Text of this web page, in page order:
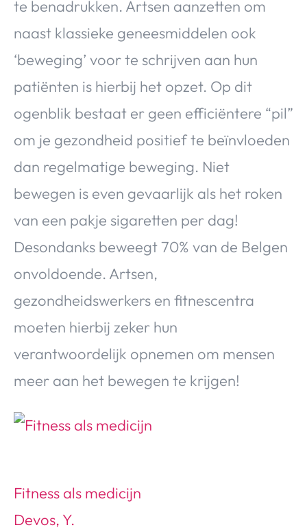
te benadrukken. Artsen aanzetten om
naast klassieke geneesmiddelen ook
‘beweging’ voor te schrijven aan hun
patiënten is hierbij het opzet. Op dit
ogenblik bestaat er geen efficiëntere “pil”
om je gezondheid positief te beïnvloeden
dan regelmatige beweging. Niet
bewegen is even gevaarlijk als het roken
van een pakje sigaretten per dag!
Desondanks beweegt 70% van de Belgen
onvoldoende. Artsen,
gezondheidswerkers en fitnescentra
moeten hierbij zeker hun
verantwoordelijk opnemen om mensen
meer aan het bewegen te krijgen!
Fitness als medicijn
Devos, Y.